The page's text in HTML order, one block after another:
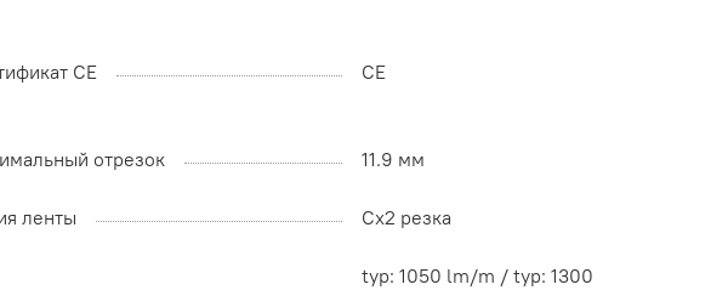
CE CE
отрезок 11.9 мм
ленты Cx2 резка
typ: 1050 lm/m / typ: 1300